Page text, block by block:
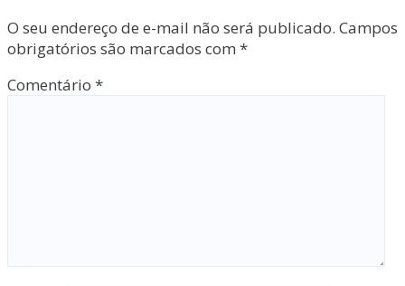
O seu endereço de e-mail não será publicado. Campos
obrigatórios são marcados com *
Comentário *